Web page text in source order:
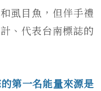
虱目魚，但伴手禮
、代表台南標誌的
第一名能量來源是